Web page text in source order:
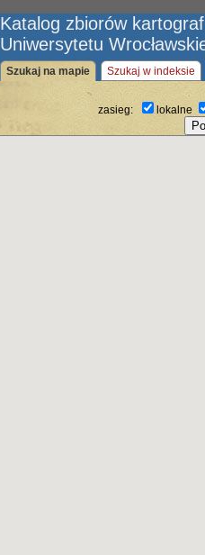
Katalog zbiorów
Uniwersytetu
Szukaj na mapie Szukaj w indeksie
zasieg: lokalne